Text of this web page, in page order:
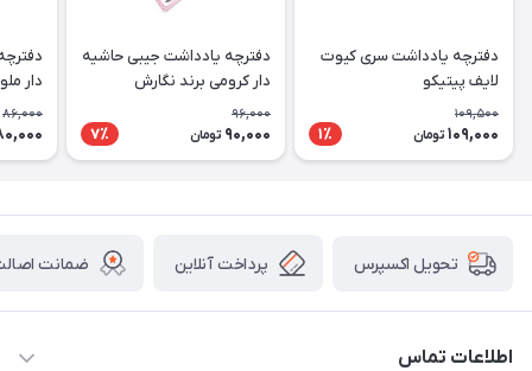
دفترچه یادداشت سری کیوت
لایف پیتیکو
109,500
109,000 تومان 1٪
دفترچه یادداشت جیبی حاشیه
دار کرومی برند نگارش
96,000
90,000 تومان 7٪
دار
86,000
تحویل اکسپرس پرداخت آنلاین ضمانت
اطلاعات تماس